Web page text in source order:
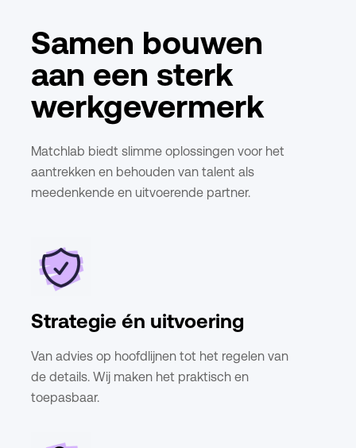
Samen bouwen
aan een sterk
werkgevermerk
Matchlab biedt slimme oplossingen voor het
aantrekken en behouden van talent als
meedenkende en uitvoerende partner.
Strategie én uitvoering
Van advies op hoofdlijnen tot het regelen van
de details. Wij maken het praktisch en
toepasbaar.